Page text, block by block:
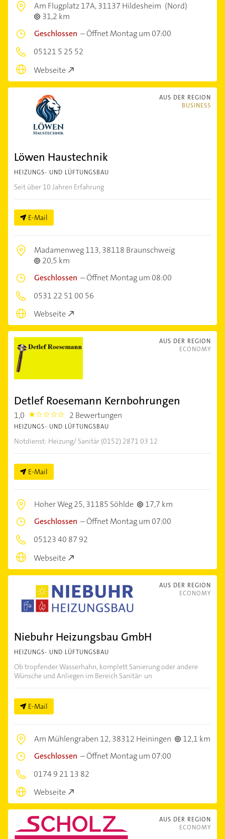
Am Flugplatz 17A,31137 Hildesheim (Nord)
31,2 km
Geschlossen –Öffnet Montag um 07:00
05121 5 25 52
Webseite
AUS DER REGION
BUSINESS
Löwen Haustechnik
HEIZUNGS- UND LÜFTUNGSBAU
Seit über 10 Jahren Erfahrung
E-Mail
Madamenweg 113,38118 Braunschweig
20,5 km
Geschlossen –Öffnet Montag um 08:00
0531 22 51 00 56
Webseite
AUS DER REGION
ECONOMY
Detlef Roesemann Kernbohrungen
1,0 1.0 2 Bewertungen
HEIZUNGS- UND LÜFTUNGSBAU
Notdienst: Heizung/ Sanitär (0152) 2871 03 12
E-Mail
Hoher Weg 25,31185 Söhlde
17,7 km
Geschlossen –Öffnet Montag um 07:00
05123 40 87 92
Webseite
AUS DER REGION
ECONOMY
Niebuhr Heizungsbau GmbH
HEIZUNGS- UND LÜFTUNGSBAU
Ob tropfender Wasserhahn, komplett Sanierung oder andere
Wünsche und Anliegen im Bereich Sanitär- un
E-Mail
Am Mühlengraben 12,38312 Heiningen
12,1 km
Geschlossen –Öffnet Montag um 07:00
0174 9 21 13 82
Webseite
AUS DER REGION
ECONOMY